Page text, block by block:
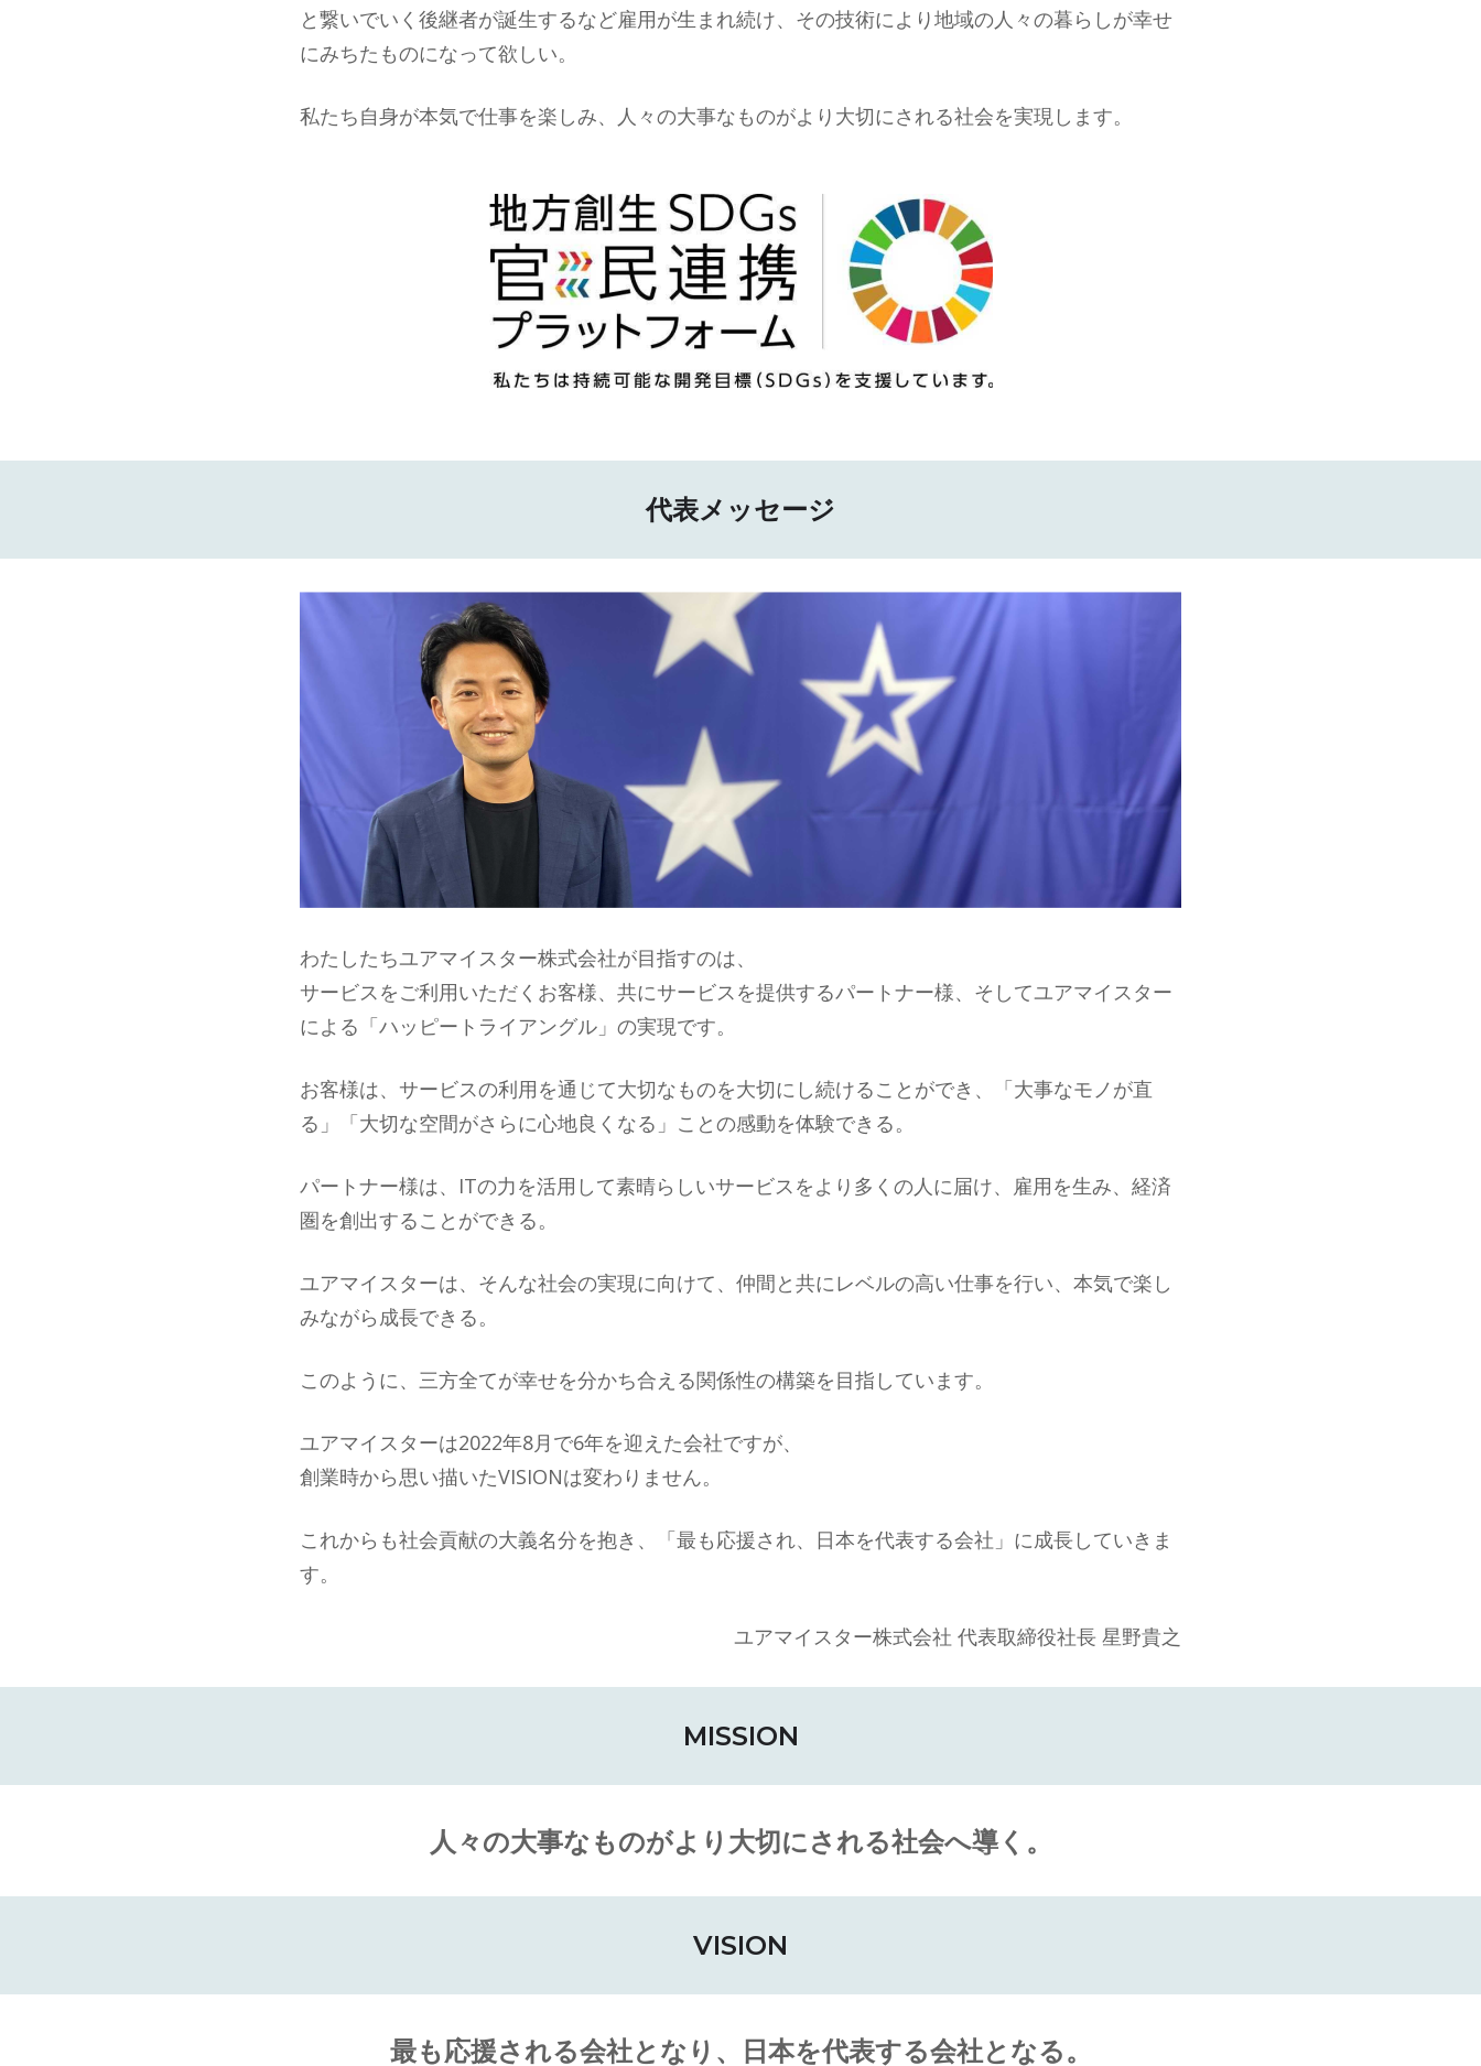
と繋いでいく後継者が誕生するなど雇用が生まれ続け、その技術により地域の人々の暮らしが幸せ
にみちたものになって欲しい。
私たち自身が本気で仕事を楽しみ、人々の大事なものがより大切にされる社会を実現します。
代表メッセージ
わたしたちユアマイスター株式会社が目指すのは、
サービスをご利用いただくお客様、共にサービスを提供するパートナー様、そしてユアマイスター
による「ハッピートライアングル」の実現です。
お客様は、サービスの利用を通じて大切なものを大切にし続けることができ、「大事なモノが直
る」「大切な空間がさらに心地良くなる」ことの感動を体験できる。
パートナー様は、ITの力を活用して素晴らしいサービスをより多くの人に届け、雇用を生み、経済
圏を創出することができる。
ユアマイスターは、そんな社会の実現に向けて、仲間と共にレベルの高い仕事を行い、本気で楽し
みながら成長できる。
このように、三方全てが幸せを分かち合える関係性の構築を目指しています。
ユアマイスターは2022年8月で6年を迎えた会社ですが、
創業時から思い描いたVISIONは変わりません。
これからも社会貢献の大義名分を抱き、「最も応援され、日本を代表する会社」に成長していきま
す。
ユアマイスター株式会社 代表取締役社長 星野貴之
MISSION
人々の大事なものがより大切にされる社会へ導く。
VISION
最も応援される会社となり、日本を代表する会社となる。